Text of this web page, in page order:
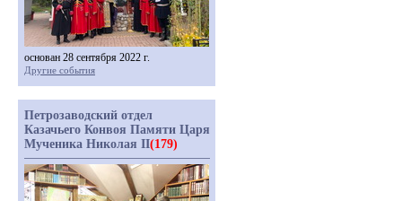
основан 28 сентября 2022 г.
Другие события
Петрозаводский отдел
Казачьего Конвоя Памяти Царя
Мученика Николая II(179)